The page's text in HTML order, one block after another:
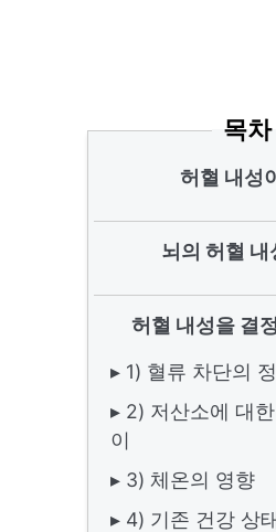
목차
허혈 내성
뇌의 허혈 내
허혈 내성을 결
▸ 1) 혈류 차단의
▸ 2) 저산소에 대
이
▸ 3) 체온의 영향
▸ 4) 기존 건강 상